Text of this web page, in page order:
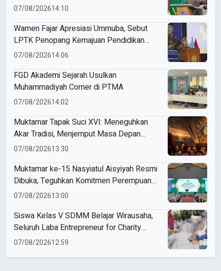
07/08/202614:10
Wamen Fajar Apresiasi Ummuba, Sebut
LPTK Penopang Kemajuan Pendidikan
Indonesia
07/08/202614:06
FGD Akademi Sejarah Usulkan
Muhammadiyah Corner di PTMA
07/08/202614:02
Muktamar Tapak Suci XVI: Meneguhkan
Akar Tradisi, Menjemput Masa Depan
Mendunia
07/08/202613:30
Muktamar ke-15 Nasyiatul Aisyiyah Resmi
Dibuka, Teguhkan Komitmen Perempuan
Muda Berkemajuan
07/08/202613:00
Siswa Kelas V SDMM Belajar Wirausaha,
Seluruh Laba Entrepreneur for Charity
Didonasikan
07/08/202612:59